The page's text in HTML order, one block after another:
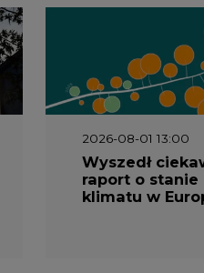
2026-08-01 13:00
Wyszedł
raport o stanie
klimatu w